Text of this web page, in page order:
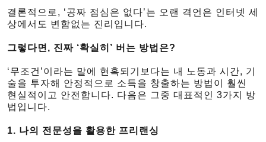
결론적으로, ‘공짜 점심은 없다’는 오랜 격언은 인터넷 세
상에서도 변함없는 진리입니다.
그렇다면, 진짜 ‘확실히’ 버는 방법은?
‘무조건’이라는 말에 현혹되기보다는 내 노동과 시간, 기
술을 투자해 안정적으로 소득을 창출하는 방법이 훨씬
현실적이고 안전합니다. 다음은 그중 대표적인 3가지 방
법입니다.
1. 나의 전문성을 활용한 프리랜싱